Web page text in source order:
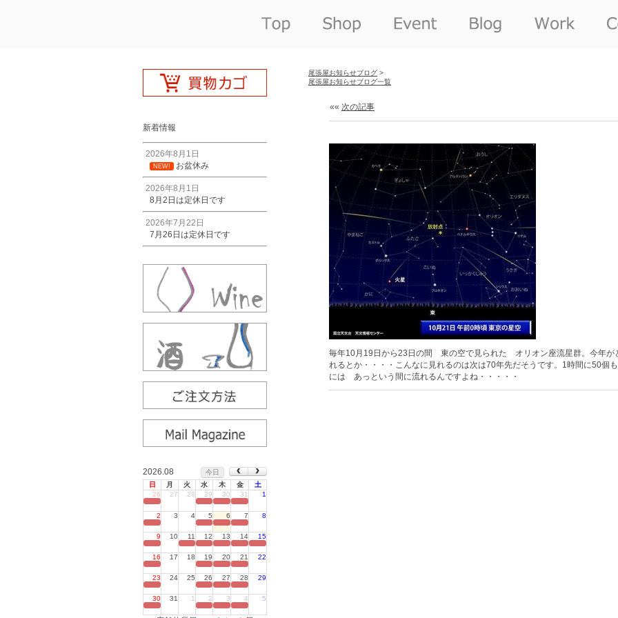
新着情報
2026年8月1日
NEW! お盆休み
2026年8月1日
8月2日は定休日です
2026年7月22日
7月26日は定休日です
2026.08
今日
日
月 火 水 木 金
土
26
27 28 29 30 31 1
2 3 4 5 6 7 8
9 10 11 12 13 14 15
16 17 18 19 20 21 22
23 24 25 26 27 28 29
30 31 1 2 3 4 5
尾張屋お知らせブログ >
尾張屋お知らせブログ一覧
«« 次の記事
毎年10月19日から23日の間 東の空で見られた オリオン座流星群。今年
れるとか・・・・こんなに見れるのは次は70年先だそうです。1時間に50個
には あっという間に流れるんですよね・・・・・